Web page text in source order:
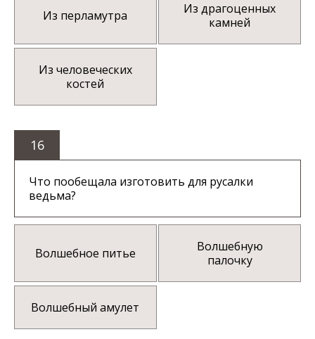
Из перламутра
Из драгоценных
камней
Из человеческих
костей
16
Что пообещала изготовить для русалки
ведьма?
Волшебное питье
Волшебную
палочку
Волшебный амулет